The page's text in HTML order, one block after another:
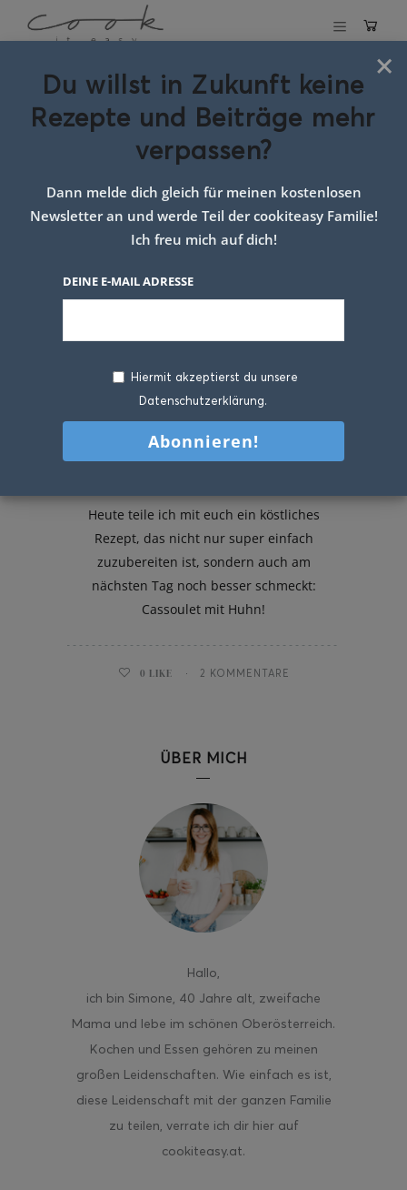
Schlagwort:
cassoulet
frankreich
Heute teile ich mit euch ein köstliches
Rezept, das nicht nur super einfach
zuzubereiten ist, sondern auch am
nächsten Tag noch besser schmeckt:
Cassoulet mit Huhn!
0 LIKE 2 KOMMENTARE
ÜBER MICH
Hallo,
ich bin Simone, 40 Jahre alt, zweifache
Mama und lebe im schönen Oberösterreich.
Kochen und Essen gehören zu meinen
großen Leidenschaften. Wie einfach es ist,
diese Leidenschaft mit der ganzen Familie
zu teilen, verrate ich dir hier auf
cookiteasy.at.
×
Du willst in Zukunft keine
Rezepte und Beiträge mehr
verpassen?
Dann melde dich gleich für meinen kostenlosen
Newsletter an und werde Teil der cookiteasy Familie!
Ich freu mich auf dich!
DEINE E-MAIL ADRESSE
Hiermit akzeptierst du unsere
Datenschutzerklärung.